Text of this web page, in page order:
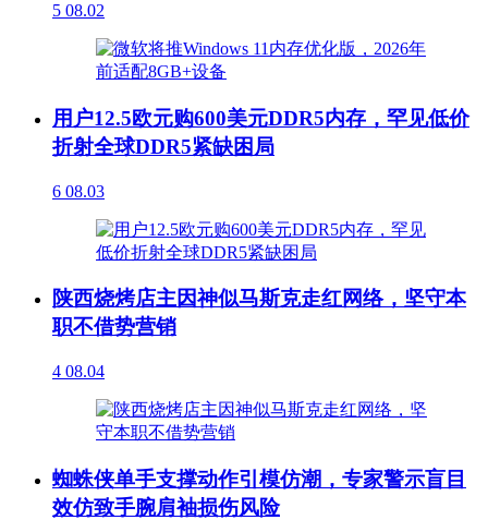
5 08.02
用户12.5欧元购600美元DDR5内存，罕见低价
折射全球DDR5紧缺困局
6 08.03
陕西烧烤店主因神似马斯克走红网络，坚守本
职不借势营销
4 08.04
蜘蛛侠单手支撑动作引模仿潮，专家警示盲目
效仿致手腕肩袖损伤风险